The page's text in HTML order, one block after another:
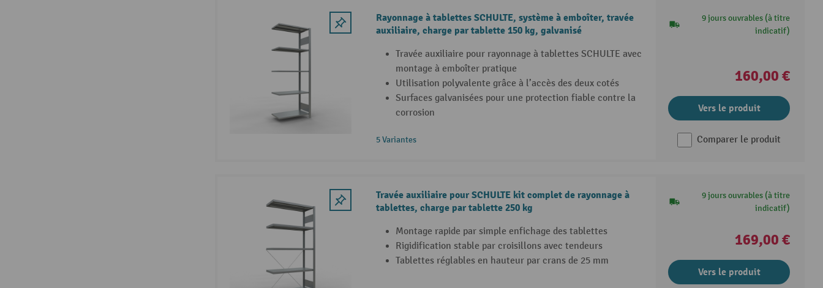
Rayonnage à tablettes SCHULTE, système à emboîter, travée
auxiliaire, charge par tablette 150 kg, galvanisé
Travée auxiliaire pour rayonnage à tablettes SCHULTE avec
montage à emboîter pratique
Utilisation polyvalente grâce à l’accès des deux cotés
Surfaces galvanisées pour une protection fiable contre la
corrosion
5 Variantes
9 jours ouvrables (à titre
indicatif)
160,00 €
Vers le produit
Comparer le produit
Travée auxiliaire pour SCHULTE kit complet de rayonnage à
tablettes, charge par tablette 250 kg
Montage rapide par simple enfichage des tablettes
Rigidification stable par croisillons avec tendeurs
Tablettes réglables en hauteur par crans de 25 mm
9 jours ouvrables (à titre
indicatif)
169,00 €
Vers le produit